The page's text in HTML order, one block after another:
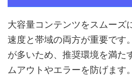
大容量コンテンツをスムーズ
速度と帯域の両方が重要です
が多いため、推奨環境を満た
ムアウトやエラーを防げます。